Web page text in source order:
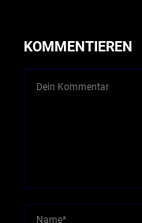
KOMMENTIEREN